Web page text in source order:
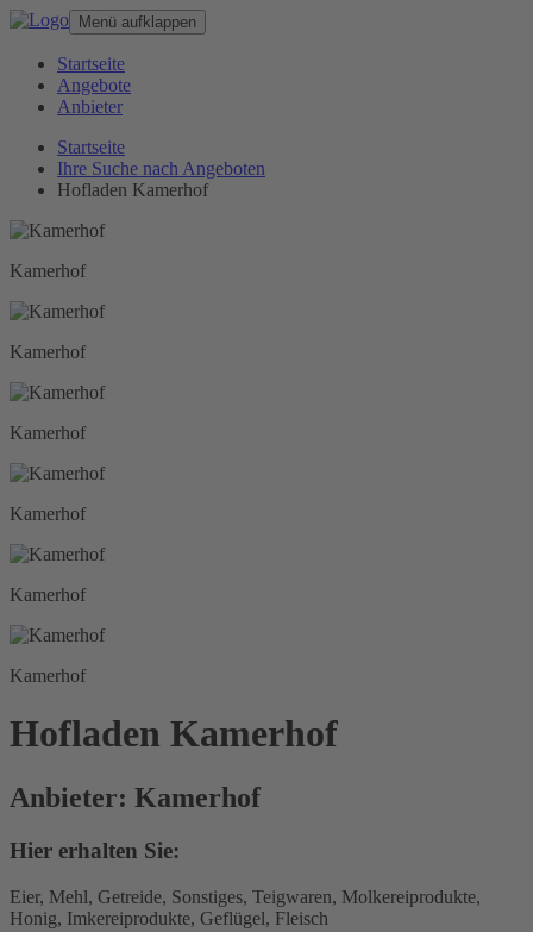
Menü aufklappen
Startseite
Angebote
Anbieter
Startseite
Ihre Suche nach Angeboten
Hofladen Kamerhof
Kamerhof
Kamerhof
Kamerhof
Kamerhof
Kamerhof
Kamerhof
Hofladen Kamerhof
Anbieter: Kamerhof
Hier erhalten Sie:
Eier, Mehl, Getreide, Sonstiges, Teigwaren, Molkereiprodukte,
Honig, Imkereiprodukte, Geflügel, Fleisch